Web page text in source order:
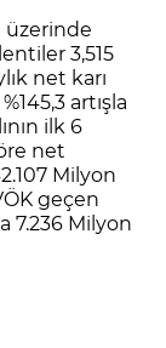
üzerinde
3,515
net karı
artışla
ilk 6
net
Milyon
geçen
7.236 Milyon